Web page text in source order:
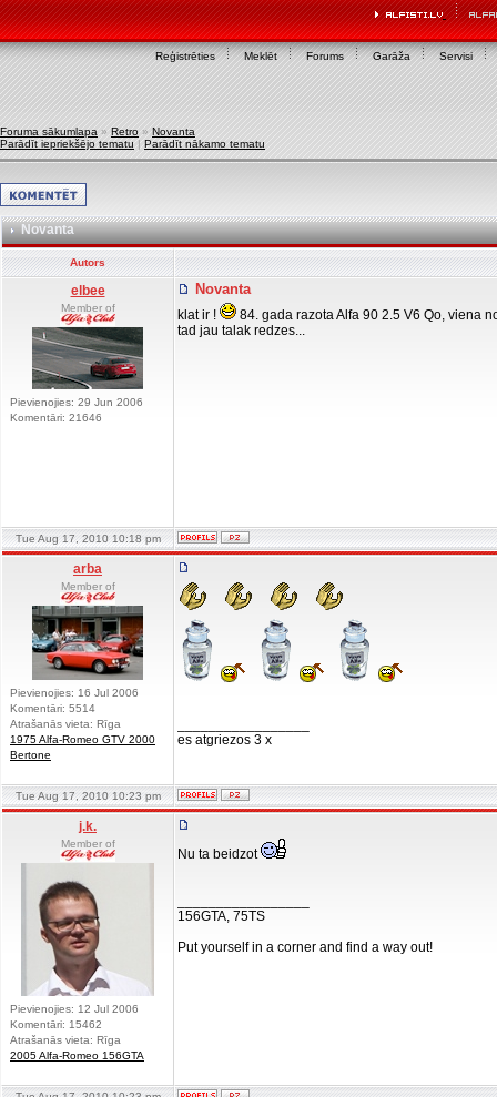
Reģistrēties Meklēt Forums Garāža Servisi
Foruma sākumlapa » Retro » Novanta
Parādīt iepriekšējo tematu | Parādīt nākamo tematu
Novanta
Autors
elbee
Member of
Pievienojies: 29 Jun 2006
Komentāri: 21646
Novanta
klat ir !
84. gada razota Alfa 90 2.5 V6 Qo, viena
tad jau talak redzes...
Tue Aug 17, 2010 10:18 pm
arba
Member of
Pievienojies: 16 Jul 2006
Komentāri: 5514
Atrašanās vieta: Rīga
1975 Alfa-Romeo GTV 2000
Bertone
es atgriezos 3 x
Tue Aug 17, 2010 10:23 pm
j.k.
Member of
Pievienojies: 12 Jul 2006
Komentāri: 15462
Atrašanās vieta: Rīga
2005 Alfa-Romeo 156GTA
Nu ta beidzot
156GTA, 75TS
Put yourself in a corner and find a way out!